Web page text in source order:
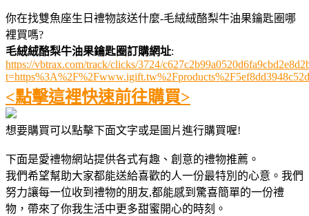
你在找雙魚座生日禮物該送什麼-毛絨絨酪梨牛油果鑰匙圈哪
裡買嗎?
毛絨絨酪梨牛油果鑰匙圈訂購網址:
https://vbtrax.com/track/clicks/3724/
<點擊這裡快速前往購買>
想要購買可以點擊下面文字或是圖片進行購買喔!
下面是愛禮物網站提供各式有趣、創意的禮物推薦。
我們希望幫助大家都能送給喜歡的人一份最特別的心意。我們
努力讓每一位收到禮物的朋友,都能感到驚喜簡單的一份禮
物，帶來了你我生活中更多甜蜜開心的時刻。